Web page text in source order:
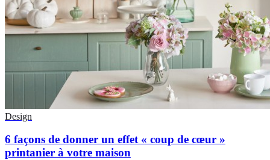
Design
6 façons de donner un effet « coup de cœur »
printanier à votre maison